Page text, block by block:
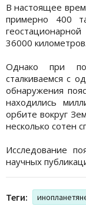
В настоящее
примерно 400
36000 километров.
Однако при
сталкиваемся с
обнаружения
находились
орбите вокруг
несколько сотен
Исследование
научных
Теги: